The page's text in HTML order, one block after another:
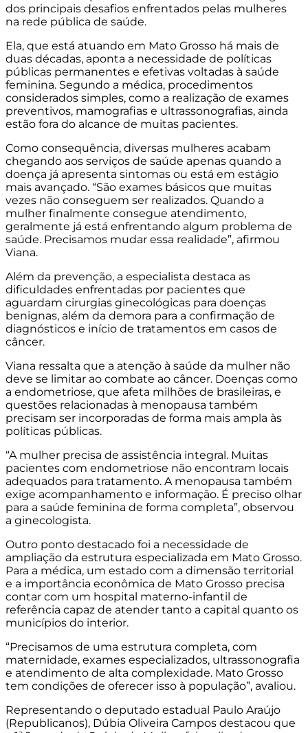
dos principais desafios enfrentados pelas mulheres
na rede pública de saúde.
Ela, que está atuando em Mato Grosso há mais de
duas décadas, aponta a necessidade de políticas
públicas permanentes e efetivas voltadas à saúde
feminina. Segundo a médica, procedimentos
considerados simples, como a realização de exames
preventivos, mamografias e ultrassonografias, ainda
estão fora do alcance de muitas pacientes.
Como consequência, diversas mulheres acabam
chegando aos serviços de saúde apenas quando a
doença já apresenta sintomas ou está em estágio
mais avançado. “São exames básicos que muitas
vezes não conseguem ser realizados. Quando a
mulher finalmente consegue atendimento,
geralmente já está enfrentando algum problema de
saúde. Precisamos mudar essa realidade”, afirmou
Viana.
Além da prevenção, a especialista destaca as
dificuldades enfrentadas por pacientes que
aguardam cirurgias ginecológicas para doenças
benignas, além da demora para a confirmação de
diagnósticos e início de tratamentos em casos de
câncer.
Viana ressalta que a atenção à saúde da mulher não
deve se limitar ao combate ao câncer. Doenças como
a endometriose, que afeta milhões de brasileiras, e
questões relacionadas à menopausa também
precisam ser incorporadas de forma mais ampla às
políticas públicas.
“A mulher precisa de assistência integral. Muitas
pacientes com endometriose não encontram locais
adequados para tratamento. A menopausa também
exige acompanhamento e informação. É preciso olhar
para a saúde feminina de forma completa”, observou
a ginecologista.
Outro ponto destacado foi a necessidade de
ampliação da estrutura especializada em Mato Grosso.
Para a médica, um estado com a dimensão territorial
e a importância econômica de Mato Grosso precisa
contar com um hospital materno-infantil de
referência capaz de atender tanto a capital quanto os
municípios do interior.
“Precisamos de uma estrutura completa, com
maternidade, exames especializados, ultrassonografia
e atendimento de alta complexidade. Mato Grosso
tem condições de oferecer isso à população”, avaliou.
Representando o deputado estadual Paulo Araújo
(Republicanos), Dúbia Oliveira Campos destacou que